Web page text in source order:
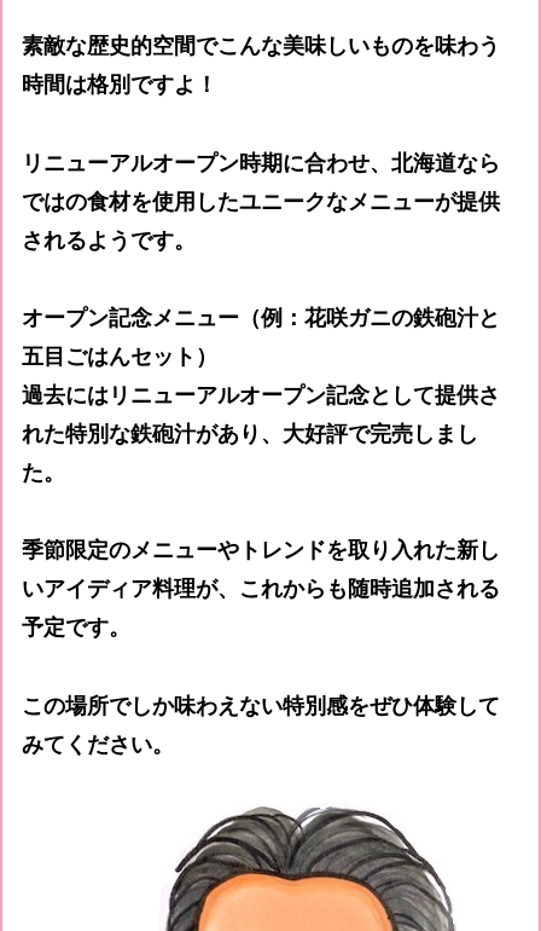
素敵な歴史的空間でこんな美味しいものを味わう
時間は格別ですよ！
リニューアルオープン時期に合わせ、北海道なら
ではの食材を使用したユニークなメニューが提供
されるようです。
オープン記念メニュー （例：花咲ガニの鉄砲汁と
五目ごはんセット）
過去にはリニューアルオープン記念として提供さ
れた特別な鉄砲汁があり、大好評で完売しまし
た。
季節限定のメニューやトレンドを取り入れた新し
いアイディア料理が、これからも随時追加される
予定です。
この場所でしか味わえない特別感をぜひ体験して
みてください。